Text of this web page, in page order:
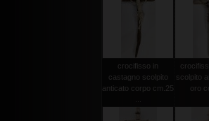
crocifisso in
castagno scolpito
anticato corpo cm.25
scolpito
oro